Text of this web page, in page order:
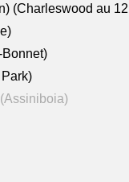
(Charleswood au
Bonnet)